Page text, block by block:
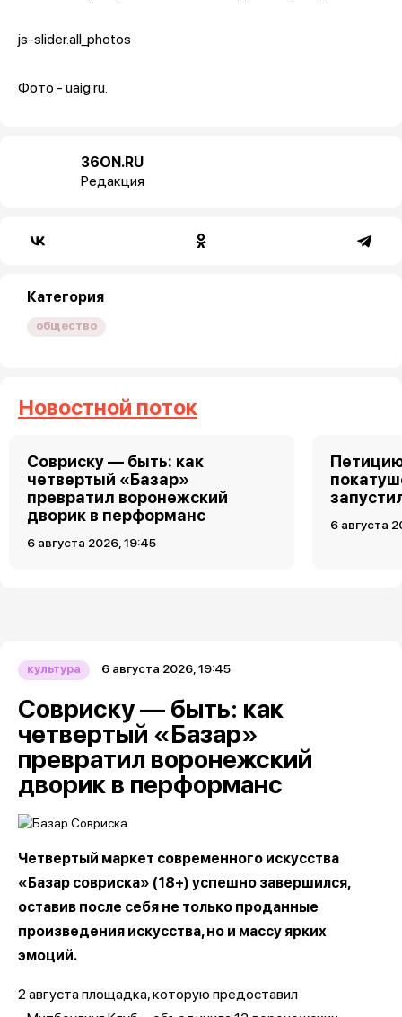
js-slider.all_photos
Фото - uaig.ru.
36ON.RU
Редакция
Категория
общество
Новостной поток
Совриску — быть: как
четвертый «Базар»
превратил воронежский
дворик в перформанс
6 августа 2026, 19:45
6 августа
культура 6 августа 2026, 19:45
Совриску — быть: как
четвертый «Базар»
превратил воронежский
дворик в перформанс
Четвертый маркет современного искусства
«Базар совриска» (18+) успешно завершился,
оставив после себя не только проданные
произведения искусства, но и массу ярких
эмоций.
2 августа площадка, которую предоставил